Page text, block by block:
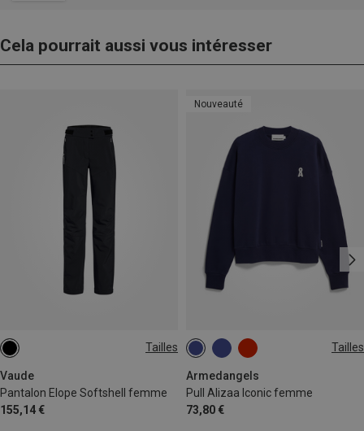
Cela pourrait aussi vous intéresser
Tailles
Vaude
Pantalon Elope Softshell femme
155,14 €
Nouveauté
Tailles
Armedangels
Pull Alizaa Iconic femme
73,80 €
XS S M